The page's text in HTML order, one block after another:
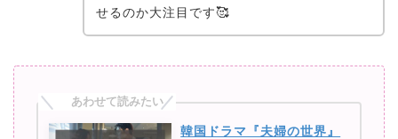
せるのか大注目です🥰
韓国ドラマ『夫婦の世界』